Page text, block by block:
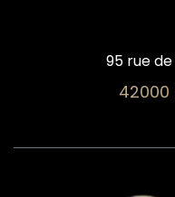
95 rue
42000